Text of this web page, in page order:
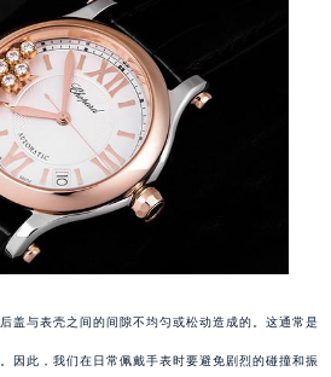
与表壳之间的间隙不均匀或松动造成的。这通常是
因此，我们在日常佩戴手表时要避免剧烈的碰撞和振